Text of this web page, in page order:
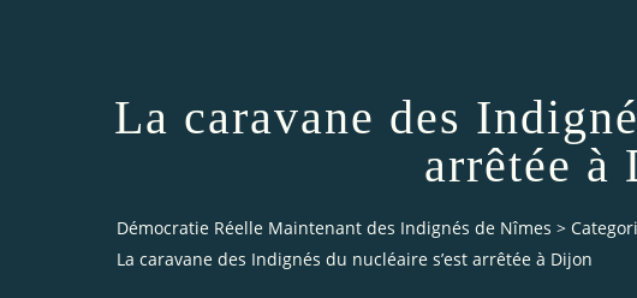
La caravane des
arrêtée à
Démocratie Réelle Maintenant des Indignés de Nîmes >
La caravane des Indignés du nucléaire s’est arrêtée à Dijon